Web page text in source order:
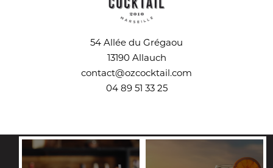
54 Allée du Grégaou
13190 Allauch
contact@ozcocktail.com
04 89 51 33 25